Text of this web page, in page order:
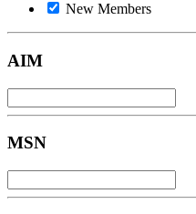
New Members
AIM
MSN